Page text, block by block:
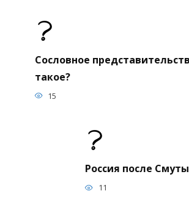
Сословное
такое?
15
Россия после Смуты
11